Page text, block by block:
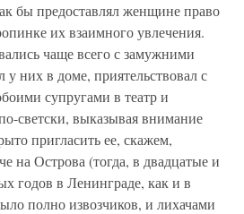
бы предоставлял женщине право
их взаимного увлечения.
чаще всего с замужними
них в доме, приятельствовал с
супругами в театр и
светски, выказывая внимание
пригласить ее, скажем,
на Острова (тогда, в двадцатые и
годов в Ленинграде, как и в
полно извозчиков, и лихачами